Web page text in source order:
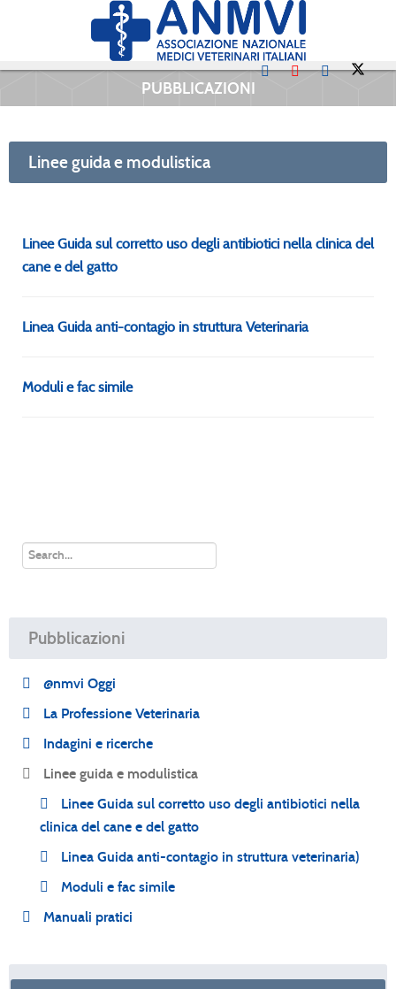
PUBBLICAZIONI
Linee guida e modulistica
Linee Guida sul corretto uso degli antibiotici nella clinica del
cane e del gatto
Linea Guida anti-contagio in struttura Veterinaria
Moduli e fac simile
Pubblicazioni
@nmvi Oggi
La Professione Veterinaria
Indagini e ricerche
Linee guida e modulistica
Linee Guida sul corretto uso degli antibiotici nella
clinica del cane e del gatto
Linea Guida anti-contagio in struttura veterinaria)
Moduli e fac simile
Manuali pratici